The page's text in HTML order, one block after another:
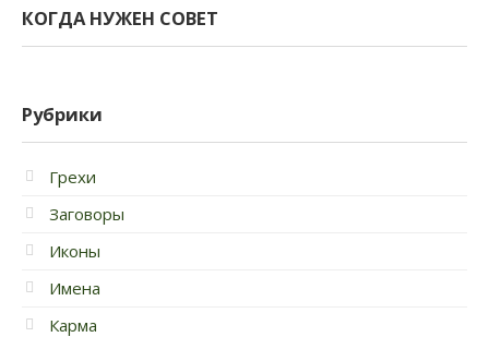
КОГДА НУЖЕН СОВЕТ
Рубрики
Грехи
Заговоры
Иконы
Имена
Карма